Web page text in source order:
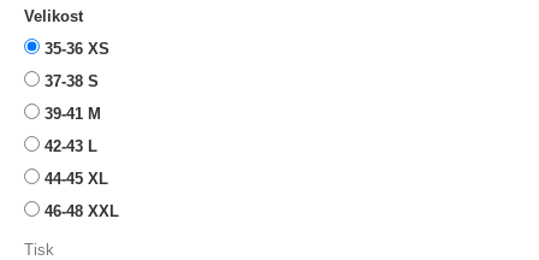
Velikost
35-36 XS
37-38 S
39-41 M
42-43 L
44-45 XL
46-48 XXL
Tisk